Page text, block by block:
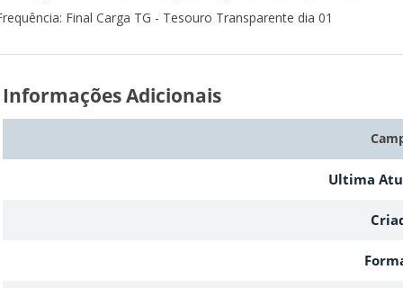
Final Carga TG - Tesouro Transparente dia 01
Informações Adicionais
Ultima